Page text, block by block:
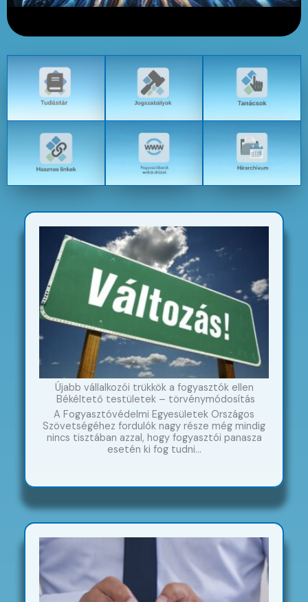
Újabb vállalkozói trükkök a fogyasztók ellen
Békéltető testületek – törvénymódosítás
A Fogyasztóvédelmi Egyesületek Országos
Szövetségéhez fordulók nagy része még mindig
nincs tisztában azzal, hogy fogyasztói panasza
esetén ki fog tudni…